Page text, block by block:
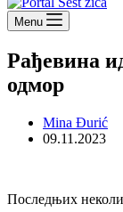
Menu
Рађевина
одмор
Mina Đurić
09.11.2023
Последњих